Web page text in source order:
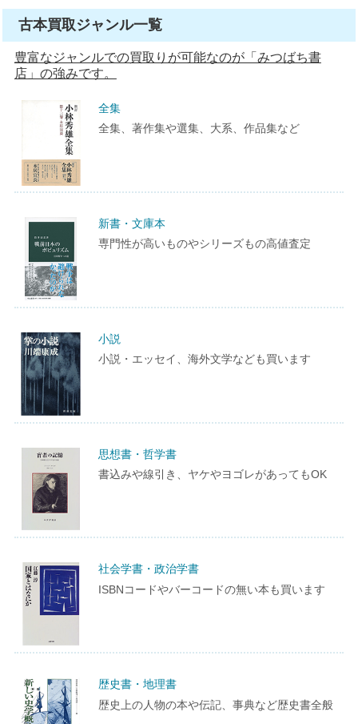
古本買取ジャンル一覧
豊富なジャンルでの買取りが可能なのが「みつばち書
店」の強みです。
全集
全集、著作集や選集、大系、作品集など
新書・文庫本
専門性が高いものやシリーズもの高値査定
小説
小説・エッセイ、海外文学なども買います
思想書・哲学書
書込みや線引き、ヤケやヨゴレがあってもOK
社会学書・政治学書
ISBNコードやバーコードの無い本も買います
歴史書・地理書
歴史上の人物の本や伝記、事典など歴史書全般